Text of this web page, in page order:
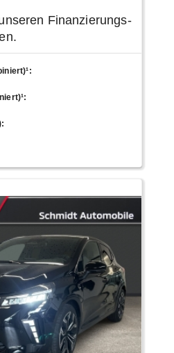
Finanzierungs-
:
:
: